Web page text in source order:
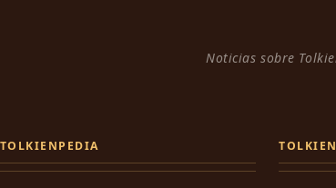
Noticias sobre
TOLKIENPEDIA TOLKIEN